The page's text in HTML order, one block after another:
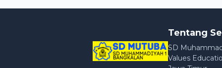
Tentang
SD
Values